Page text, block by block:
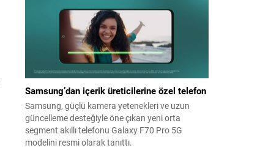
Samsung’dan içerik üreticilerine özel telefon
Samsung, güçlü kamera yetenekleri ve uzun
güncelleme desteğiyle öne çıkan yeni orta
segment akıllı telefonu Galaxy F70 Pro 5G
modelini resmi olarak tanıttı.